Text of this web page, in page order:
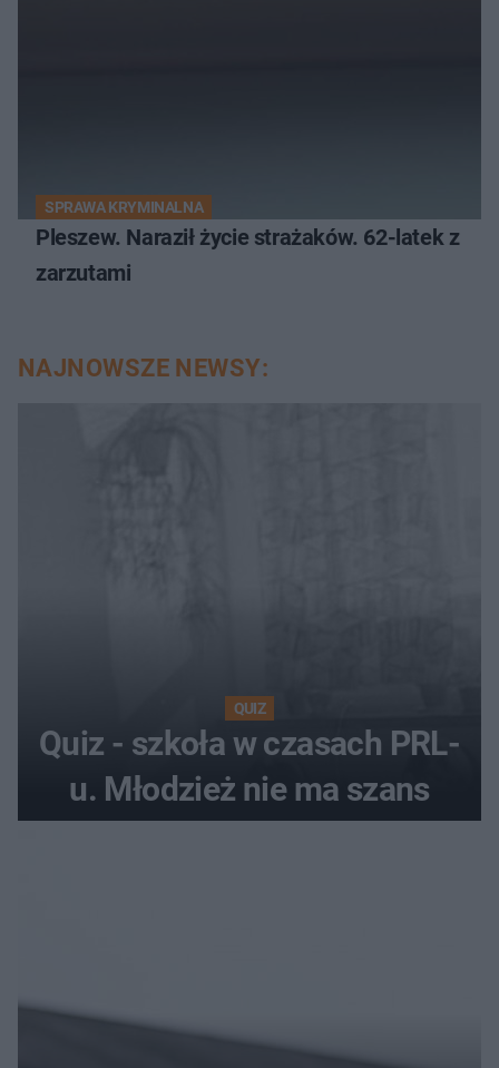
SPRAWA KRYMINALNA
Pleszew. Naraził życie strażaków. 62-latek z
zarzutami
NAJNOWSZE NEWSY:
QUIZ
Quiz - szkoła w czasach PRL-
u. Młodzież nie ma szans